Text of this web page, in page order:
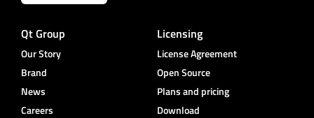
Qt Group
Our Story
Brand
News
Careers
Licensing
License Agreement
Open Source
Plans and pricing
Download